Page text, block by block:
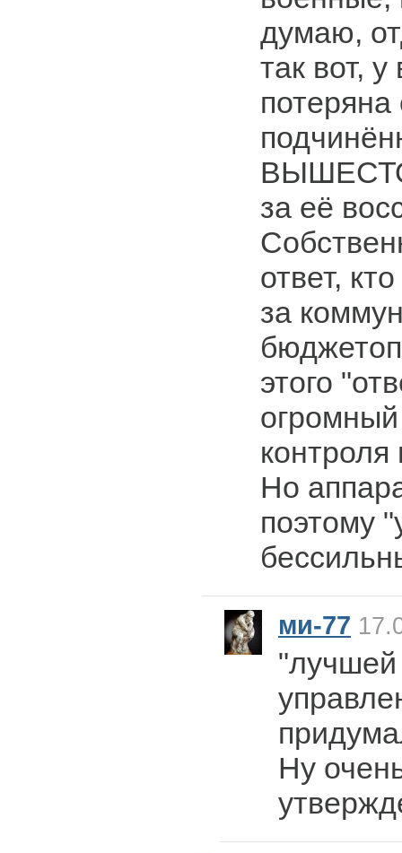
думаю,
так вот,
потеряна
за её
ответ,
за
этого
Но
поэтому
ми-77
"лучшей
Ну